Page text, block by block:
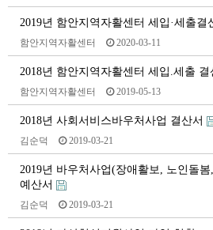
2019년 함안지역자활센터 세입·세출결
함안지역자활센터 2020-03-11
2018년 함안지역자활센터 세입.세출 결
함안지역자활센터 2019-05-13
2018년 사회서비스바우처사업 결산서
김순덕 2019-03-21
2019년 바우처사업(장애활보, 노인돌
예산서
김순덕 2019-03-21